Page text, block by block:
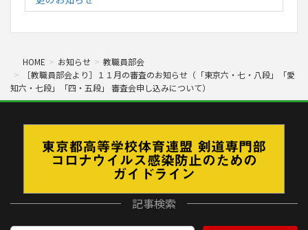
HOME お知らせ
教職員部会
［教職員部会より］１１月の審査のお知らせ（「東京六・七・八段」「愛
知六・七段」「四・五段」 審査会申し込みについて）
記事検索